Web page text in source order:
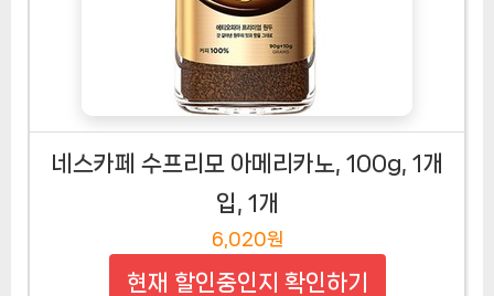
네스카페 수프리모 아메리카노, 100g, 1개
입, 1개
6,020원
현재 할인중인지 확인하기